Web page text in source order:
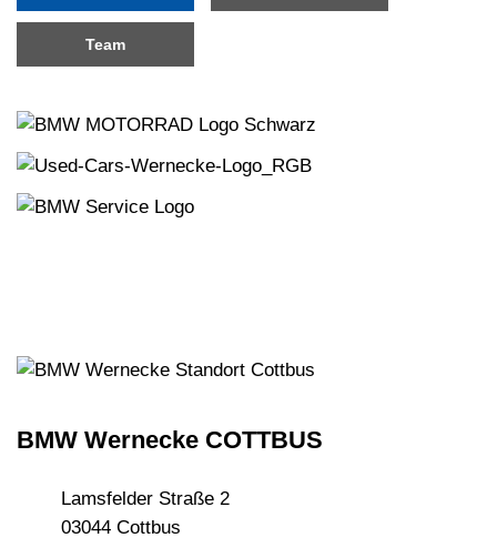
Team
BMW Wernecke COTTBUS
Lamsfelder Straße 2
03044 Cottbus